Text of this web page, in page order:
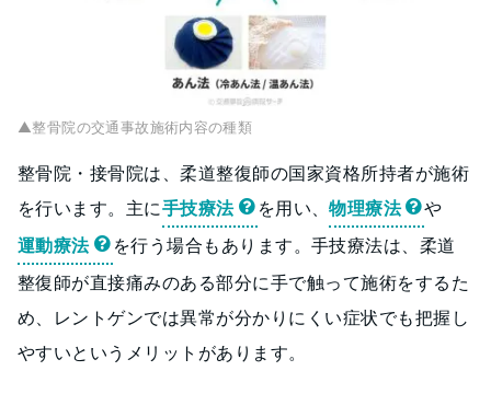
▲整骨院の交通事故施術内容の種類
整骨院・接骨院は、柔道整復師の国家資格所持者が施術
を行います。主に手技療法 を用い、物理療法
や
運動療法
を行う場合もあります。手技療法は、柔道
整復師が直接痛みのある部分に手で触って施術をするた
め、レントゲンでは異常が分かりにくい症状でも把握し
やすいというメリットがあります。